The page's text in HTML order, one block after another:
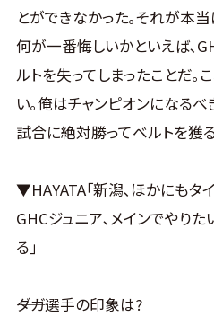
とができなかった｡それが本
何が一番悔しいかといえば､
ルトを失ってしまったことだ｡
い｡俺はチャンピオンになる
試合に絶対勝ってベルトを獲
▼HAYATA｢新潟､ほかにもタ
GHCジュニア､メインでやり
る｣
――ダガ選手の印象は?